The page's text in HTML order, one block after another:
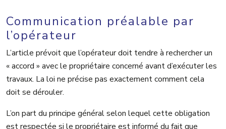
Communication préalable par
l’opérateur
L’article prévoit que l’opérateur doit tendre à rechercher un
« accord » avec le propriétaire concerné avant d’exécuter les
travaux. La loi ne précise pas exactement comment cela
doit se dérouler.
L’on part du principe général selon lequel cette obligation
est respectée si le propriétaire est informé du fait que